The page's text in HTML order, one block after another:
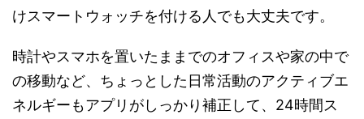
けスマートウォッチを付ける人でも大丈夫です。
時計やスマホを置いたままでのオフィスや家の中で
の移動など、ちょっとした日常活動のアクティブエ
ネルギーもアプリがしっかり補正して、24時間ス